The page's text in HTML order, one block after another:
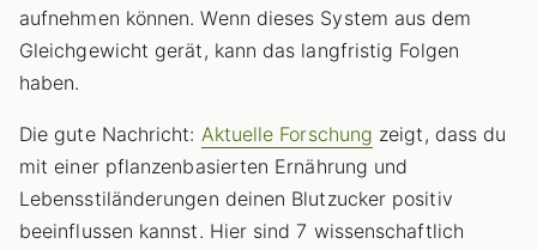
aufnehmen können. Wenn dieses System aus dem
Gleichgewicht gerät, kann das langfristig Folgen
haben.
Die gute Nachricht: Aktuelle Forschung zeigt, dass du
mit einer pflanzenbasierten Ernährung und
Lebensstiländerungen deinen Blutzucker positiv
beeinflussen kannst. Hier sind 7 wissenschaftlich